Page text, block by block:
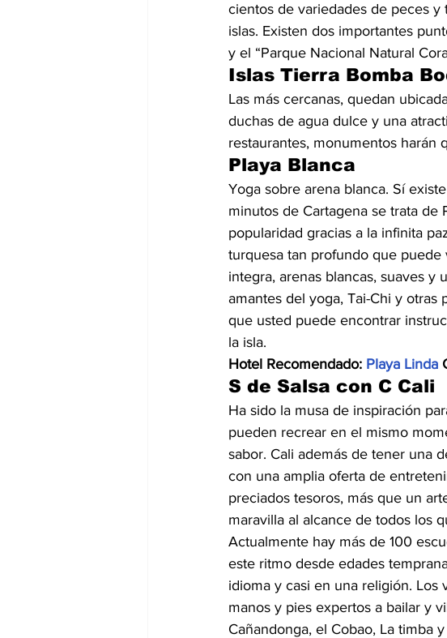
cientos de variedades de peces
islas. Existen dos importantes
y el “Parque Nacional Natural
Islas Tierra Bomba
Las más cercanas, quedan
duchas de agua dulce y una
restaurantes, monumentos harán
Playa Blanca
Yoga sobre arena blanca. Sí
minutos de Cartagena se trata de
popularidad gracias a la infinita
turquesa tan profundo que
integra, arenas blancas, suaves
amantes del yoga, Tai-Chi y
que usted puede encontrar
la isla.
Hotel Recomendado: Playa Linda
S de Salsa con C Cali
Ha sido la musa de inspiración
pueden recrear en el mismo
sabor. Cali además de tener una
con una amplia oferta de
preciados tesoros, más que un
maravilla al alcance de todos los
Actualmente hay más de 100
este ritmo desde edades
idioma y casi en una religión. Los
manos y pies expertos a bailar y
Cañandonga, el Cobao, La timba